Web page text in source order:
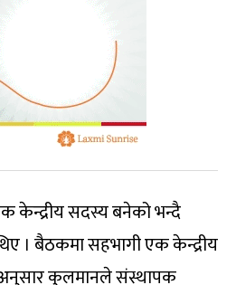
केन्द्रीय सदस्य बनेको भन्दै
। बैठकमा सहभागी एक केन्द्रीय
कुलमानले संस्थापक